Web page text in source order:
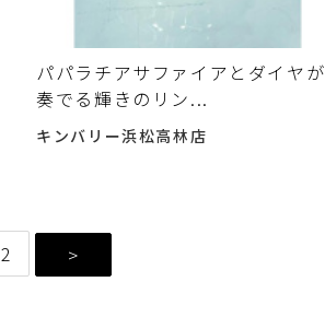
パパラチアサファイアとダイヤが
奏でる輝きのリン...
キンバリー浜松高林店
2 >